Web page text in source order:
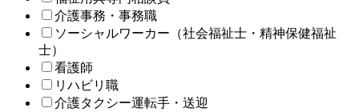
介護事務・事務職
ソーシャルワーカー（社会福祉士・精神保健福祉
士）
看護師
リハビリ職
介護タクシー運転手・送迎